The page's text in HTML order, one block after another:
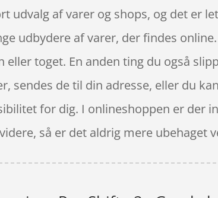
udvalg af varer og shops, og det er
udbydere af varer, der findes
eller toget. En anden ting du også
sendes de til din adresse, eller du
for dig. I onlineshoppen er der
så er det aldrig mere ubehaget